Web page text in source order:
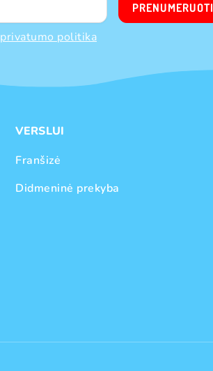
privatumo politika
PRENUMERUOTI
VERSLUI
Franšizė
Didmeninė prekyba